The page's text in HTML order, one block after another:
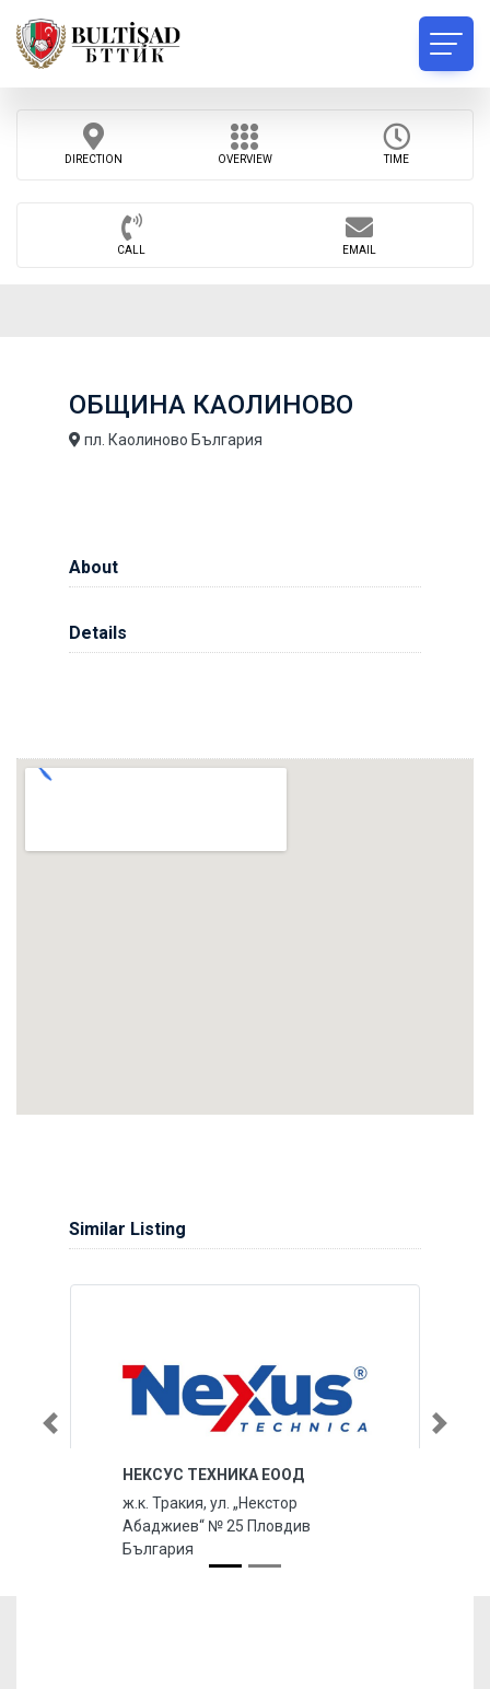
DIRECTION OVERVIEW TIME
CALL EMAIL
ОБЩИНА КАОЛИНОВО
пл. Каолиново България
About
Details
Similar Listing
НЕКСУС ТЕХНИКА ЕООД
ж.к. Тракия, ул. „Некстор
Абаджиев“ № 25 Пловдив
България
Previous Next